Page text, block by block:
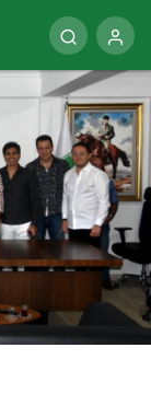
seçtiğini